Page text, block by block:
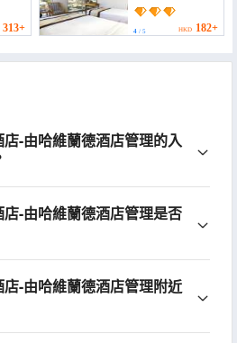
313+
Linh Hotel & Suites Da
Nang)
4/ 5 HKD 182+
-由哈維蘭德酒店管理的入
-由哈維蘭德酒店管理是否
-由哈維蘭德酒店管理附近